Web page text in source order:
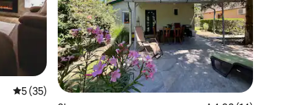
5 av 5 i genomsnittligt betyg, 35 omdömen
5 (35)